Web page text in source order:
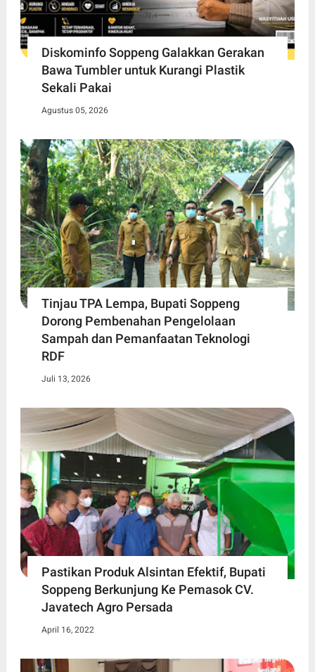
Diskominfo Soppeng Galakkan Gerakan
Bawa Tumbler untuk Kurangi Plastik
Sekali Pakai
Agustus 05, 2026
Tinjau TPA Lempa, Bupati Soppeng
Dorong Pembenahan Pengelolaan
Sampah dan Pemanfaatan Teknologi
RDF
Juli 13, 2026
Pastikan Produk Alsintan Efektif, Bupati
Soppeng Berkunjung Ke Pemasok CV.
Javatech Agro Persada
April 16, 2022